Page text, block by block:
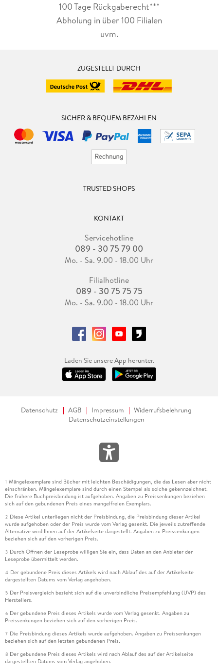
100 Tage Rückgaberecht***
Abholung in über 100 Filialen
uvm.
ZUGESTELLT DURCH
SICHER & BEQUEM BEZAHLEN
TRUSTED SHOPS
KONTAKT
Servicehotline
089 - 30 75 79 00
Mo. - Sa. 9.00 - 18.00 Uhr
Filialhotline
089 - 30 75 75 75
Mo. - Sa. 9.00 - 18.00 Uhr
Laden Sie unsere App herunter.
Datenschutz AGB Impressum
Widerrufsbelehrung
Datenschutzeinstellungen
1 Mängelexemplare sind Bücher mit leichten Beschädigungen, die das Lesen aber nicht
einschränken. Mängelexemplare sind durch einen Stempel als solche gekennzeichnet.
Die frühere Buchpreisbindung ist aufgehoben. Angaben zu Preissenkungen beziehen
sich auf den gebundenen Preis eines mangelfreien Exemplars.
2 Diese Artikel unterliegen nicht der Preisbindung, die Preisbindung dieser Artikel
wurde aufgehoben oder der Preis wurde vom Verlag gesenkt. Die jeweils zutreffende
Alternative wird Ihnen auf der Artikelseite dargestellt. Angaben zu Preissenkungen
beziehen sich auf den vorherigen Preis.
3 Durch Öffnen der Leseprobe willigen Sie ein, dass Daten an den Anbieter der
Leseprobe übermittelt werden.
4 Der gebundene Preis dieses Artikels wird nach Ablauf des auf der Artikelseite
dargestellten Datums vom Verlag angehoben.
5 Der Preisvergleich bezieht sich auf die unverbindliche Preisempfehlung (UVP) des
Herstellers.
6 Der gebundene Preis dieses Artikels wurde vom Verlag gesenkt. Angaben zu
Preissenkungen beziehen sich auf den vorherigen Preis.
7 Die Preisbindung dieses Artikels wurde aufgehoben. Angaben zu Preissenkungen
beziehen sich auf den letzten gebundenen Preis.
8 Der gebundene Preis dieses Artikels wird nach Ablauf des auf der Artikelseite
dargestellten Datums vom Verlag angehoben.